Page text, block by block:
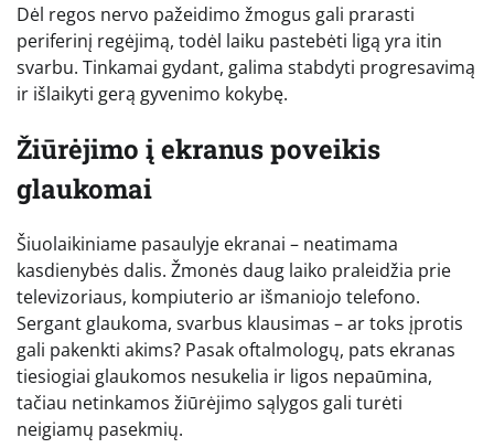
Dėl regos nervo pažeidimo žmogus gali prarasti
periferinį regėjimą, todėl laiku pastebėti ligą yra itin
svarbu. Tinkamai gydant, galima stabdyti progresavimą
ir išlaikyti gerą gyvenimo kokybę.
Žiūrėjimo į ekranus poveikis
glaukomai
Šiuolaikiniame pasaulyje ekranai – neatimama
kasdienybės dalis. Žmonės daug laiko praleidžia prie
televizoriaus, kompiuterio ar išmaniojo telefono.
Sergant glaukoma, svarbus klausimas – ar toks įprotis
gali pakenkti akims? Pasak oftalmologų, pats ekranas
tiesiogiai glaukomos nesukelia ir ligos nepaūmina,
tačiau netinkamos žiūrėjimo sąlygos gali turėti
neigiamų pasekmių.